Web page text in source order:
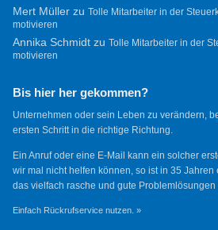
Mert Müllerzu Tolle Mitarbeiter in der
motivieren
Annika Schmidtzu Tolle Mitarbeiter in der
motivieren
Bis hier her gekommen?
Unternehmen oder sein Leben zu verändern,
ersten Schritt in die richtige Richtung.
Ein Anruf oder eine E-Mail kann ein solcher
wir mal nicht helfen können, so ist in 35 Jahren
das vielfach rasche und gute Problemlösungen
Einfach Rückrufservice nutzen. »